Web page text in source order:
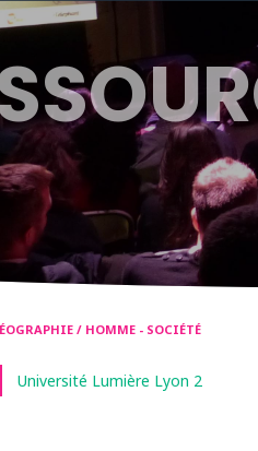
/ HOMME - SOCIÉTÉ
Université Lumière Lyon 2